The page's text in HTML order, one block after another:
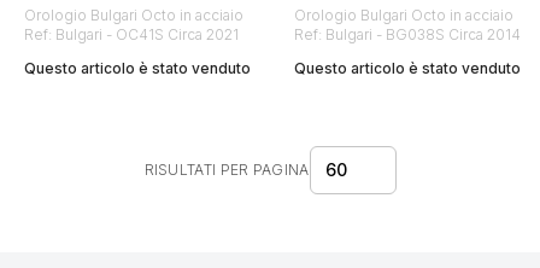
Orologio Bulgari Octo in acciaio
Ref: Bulgari - OC41S Circa 2021
Questo articolo è stato venduto
Orologio Bulgari Octo in acciaio
Ref: Bulgari - BG038S Circa 2014
Questo articolo è stato venduto
RISULTATI PER PAGINA 60